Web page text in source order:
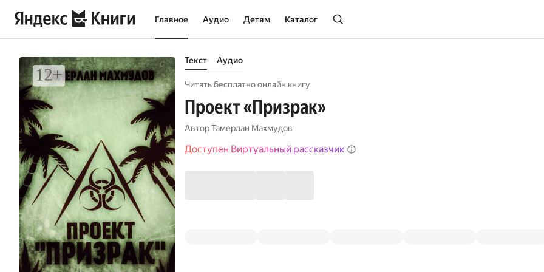
Главное Аудио Детям Каталог
Текст Аудио
Читать бесплатно онлайн книгу
Проект «Призрак»
АвторТамерлан Махмудов
Доступен Виртуальный рассказчик